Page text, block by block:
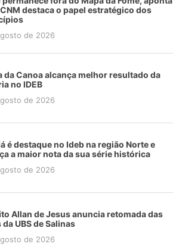
CNM destaca o papel estratégico dos
de 2026
da Canoa alcança melhor resultado da
no IDEB
de 2026
é destaque no Ideb na região Norte e
a maior nota da sua série histórica
de 2026
Allan de Jesus anuncia retomada das
UBS de Salinas
de 2026